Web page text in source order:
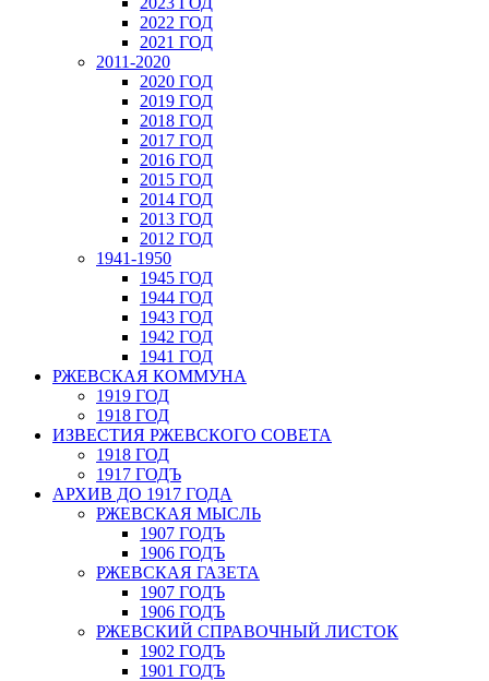
2022 ГОД
2021 ГОД
2011-2020
2020 ГОД
2019 ГОД
2018 ГОД
2017 ГОД
2016 ГОД
2015 ГОД
2014 ГОД
2013 ГОД
2012 ГОД
1941-1950
1945 ГОД
1944 ГОД
1943 ГОД
1942 ГОД
1941 ГОД
РЖЕВСКАЯ КОММУНА
1919 ГОД
1918 ГОД
ИЗВЕСТИЯ РЖЕВСКОГО СОВЕТА
1918 ГОД
1917 ГОДЪ
АРХИВ ДО 1917 ГОДА
РЖЕВСКАЯ МЫСЛЬ
1907 ГОДЪ
1906 ГОДЪ
РЖЕВСКАЯ ГАЗЕТА
1907 ГОДЪ
1906 ГОДЪ
РЖЕВСКИЙ СПРАВОЧНЫЙ ЛИСТОК
1902 ГОДЪ
1901 ГОДЪ